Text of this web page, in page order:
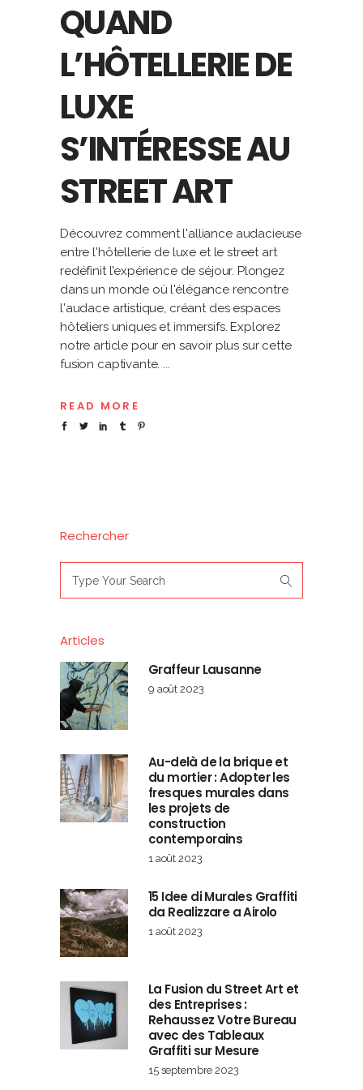
QUAND
L’HÔTELLERIE DE
LUXE
S’INTÉRESSE AU
STREET ART
Découvrez comment l'alliance audacieuse
entre l'hôtellerie de luxe et le street art
redéfinit l'expérience de séjour. Plongez
dans un monde où l'élégance rencontre
l'audace artistique, créant des espaces
hôteliers uniques et immersifs. Explorez
notre article pour en savoir plus sur cette
fusion captivante.
READ MORE
Rechercher
for:
Articles
Graffeur Lausanne
9 août 2023
Au-delà de la brique et
du mortier : Adopter les
fresques murales dans
les projets de
construction
contemporains
1 août 2023
15 Idee di Murales Graffiti
da Realizzare a Airolo
1 août 2023
La Fusion du Street Art et
des Entreprises :
Rehaussez Votre Bureau
avec des Tableaux
Graffiti sur Mesure
15 septembre 2023